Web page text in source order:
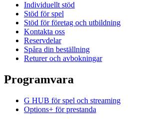
Individuellt stöd
Stöd för spel
Stöd för företag och utbildning
Kontakta oss
Reservdelar
Spåra din beställning
Returer och avbokningar
Programvara
G HUB för spel och streaming
Options+ för prestanda